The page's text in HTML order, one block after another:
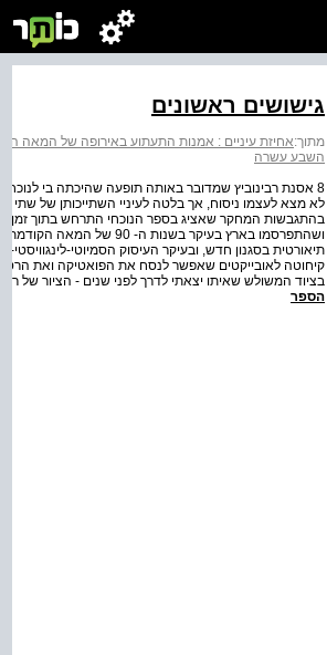
גישושים ראשונים
מתוך:אחיזת עיניים : אמנות התעתוע באירופה של המאה
השבע עשרה
8 אסנת רבינוביץ שמדובר באותה תופעה שהיכתה בי לנוכח
בהתגבשות המחקר שאציג בספר הנוכחי התרחש בתוך זמן
ושהתפרסמו בארץ בעיקר
תיאורטית בסגנון חדש, ובעיקר העיסוק הסמיוטי-
קיחוטה לאובייקטים שאפשר לנסח את הפואטיקה ואת
בציוד המשולש שאיתו יצאתי לדרך לפני שנים - הציור של
הספר